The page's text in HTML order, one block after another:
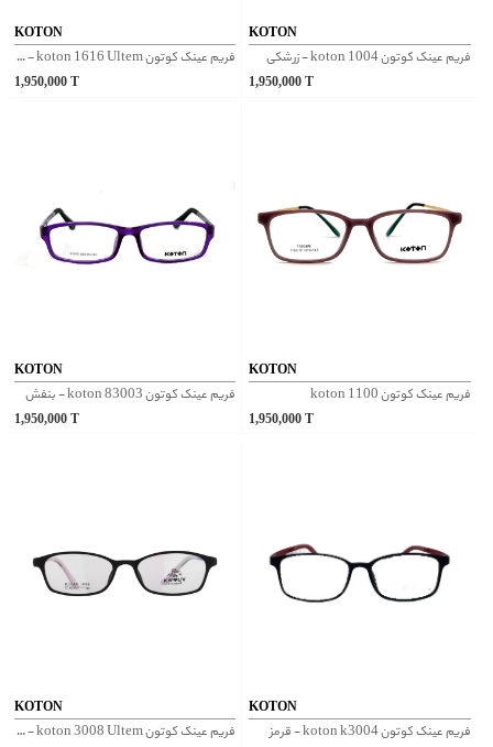
KOTON
فریم عینک کوتون koton 1616 Ultem - پلنگی تیره
1,950,000
KOTON
فریم عینک کوتون koton 1004 - زرشکی
1,950,000
KOTON
فریم عینک کوتون koton 83003 - بنفش
1,950,000
KOTON
فریم عینک کوتون koton 1100
1,950,000
KOTON
فریم عینک کوتون koton 3008 Ultem - مشکی صورتی
KOTON
فریم عینک کوتون koton k3004 - قرمز